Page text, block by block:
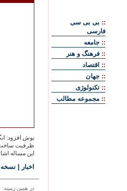
بوش افزود:
ظرفيت ساخت
اين مساله
اخبار
در همين زمينه:
:: بی بی سی
فارسی
:: جامعه
:: فرهنگ و هنر
:: اقتصاد
:: جهان
:: تکنولوژی
:: مجموعه مطالب